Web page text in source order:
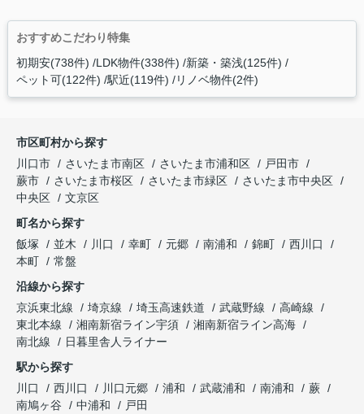
おすすめこだわり特集
初期安(738件) LDK物件(338件) 新築・築浅(125件)
ペット可(122件) 駅近(119件) リノベ物件(2件)
市区町村から探す
川口市
さいたま市南区 さいたま市浦和区
戸田市
蕨市
さいたま市桜区 さいたま市緑区
さいたま市中央区
中央区
文京区
町名から探す
飯塚
並木 川口 幸町 元郷 南浦和 錦町
西川口
本町
常盤
沿線から探す
京浜東北線
埼京線 埼玉高速鉄道 武蔵野線
高崎線
東北本線
湘南新宿ライン宇須
湘南新宿ライン高海
南北線
日暮里舎人ライナー
駅から探す
川口
西川口 川口元郷 浦和 武蔵浦和 南浦和
蕨
南鳩ヶ谷
中浦和 戸田